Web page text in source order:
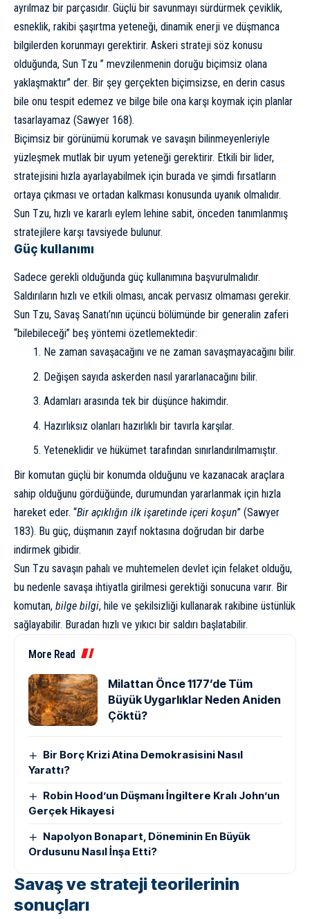
ayrılmaz bir parçasıdır. Güçlü bir savunmayı sürdürmek çeviklik,
esneklik, rakibi şaşırtma yeteneği, dinamik enerji ve düşmanca
bilgilerden korunmayı gerektirir. Askeri strateji söz konusu
olduğunda, Sun Tzu ” mevzilenmenin doruğu biçimsiz olana
yaklaşmaktır” der. Bir şey gerçekten biçimsizse, en derin casus
bile onu tespit edemez ve bilge bile ona karşı koymak için planlar
tasarlayamaz (Sawyer 168).
Biçimsiz bir görünümü korumak ve savaşın bilinmeyenleriyle
yüzleşmek mutlak bir uyum yeteneği gerektirir. Etkili bir lider,
stratejisini hızla ayarlayabilmek için burada ve şimdi fırsatların
ortaya çıkması ve ortadan kalkması konusunda uyanık olmalıdır.
Sun Tzu, hızlı ve kararlı eylem lehine sabit, önceden tanımlanmış
stratejilere karşı tavsiyede bulunur.
Güç kullanımı
Sadece gerekli olduğunda güç kullanımına başvurulmalıdır.
Saldırıların hızlı ve etkili olması, ancak pervasız olmaması gerekir.
Sun Tzu, Savaş Sanatı’nın üçüncü bölümünde bir generalin zaferi
“bilebileceği” beş yöntemi özetlemektedir:
Ne zaman savaşacağını ve ne zaman savaşmayacağını bilir.
Değişen sayıda askerden nasıl yararlanacağını bilir.
Adamları arasında tek bir düşünce hakimdir.
Hazırlıksız olanları hazırlıklı bir tavırla karşılar.
Yeteneklidir ve hükümet tarafından sınırlandırılmamıştır.
Bir komutan güçlü bir konumda olduğunu ve kazanacak araçlara
sahip olduğunu gördüğünde, durumundan yararlanmak için hızla
hareket eder. “Bir açıklığın ilk işaretinde içeri koşun” (Sawyer
183). Bu güç, düşmanın zayıf noktasına doğrudan bir darbe
indirmek gibidir.
Sun Tzu savaşın pahalı ve muhtemelen devlet için felaket olduğu,
bu nedenle savaşa ihtiyatla girilmesi gerektiği sonucuna varır. Bir
komutan, bilge bilgi, hile ve şekilsizliği kullanarak rakibine üstünlük
sağlayabilir. Buradan hızlı ve yıkıcı bir saldırı başlatabilir.
More Read
Milattan Önce 1177’de Tüm
Büyük Uygarlıklar Neden Aniden
Çöktü?
Bir Borç Krizi Atina Demokrasisini Nasıl
Yarattı?
Robin Hood’un Düşmanı İngiltere Kralı John’un
Gerçek Hikayesi
Napolyon Bonapart, Döneminin En Büyük
Ordusunu Nasıl İnşa Etti?
Savaş ve strateji teorilerinin
sonuçları